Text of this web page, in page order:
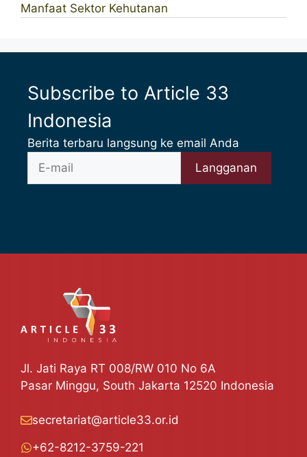
Manfaat Sektor Kehutanan
Subscribe to Article 33
Indonesia
Berita terbaru langsung ke email Anda
Jl. Jati Raya RT 008/RW 010 No 6A
Pasar Minggu, South Jakarta 12520 Indonesia
secretariat@article33.or.id
+62-8212-3759-221